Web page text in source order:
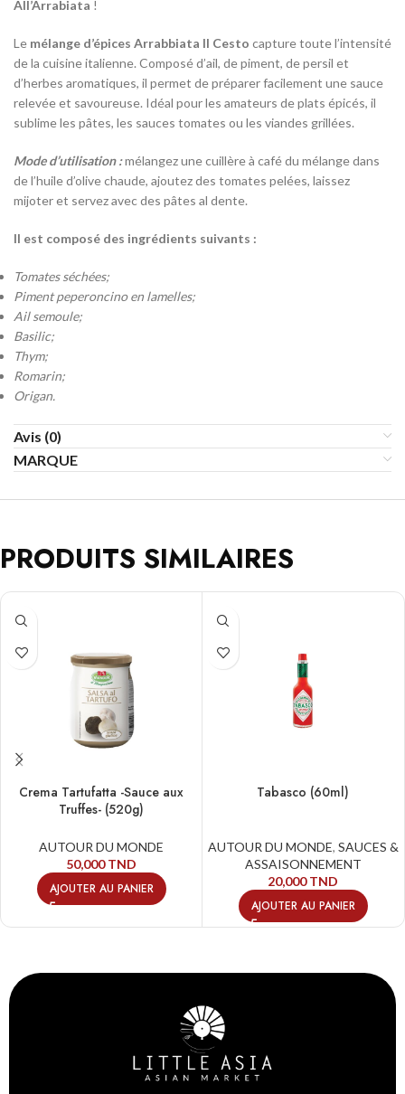
All’Arrabiata !
Le mélange d’épices Arrabbiata Il Cesto capture toute l’intensité
de la cuisine italienne. Composé d’ail, de piment, de persil et
d’herbes aromatiques, il permet de préparer facilement une sauce
relevée et savoureuse. Idéal pour les amateurs de plats épicés, il
sublime les pâtes, les sauces tomates ou les viandes grillées.
Mode d’utilisation :mélangez une cuillère à café du mélange dans
de l’huile d’olive chaude, ajoutez des tomates pelées, laissez
mijoter et servez avec des pâtes al dente.
Il est composé des ingrédients suivants :
Tomates séchées;
Piment peperoncino en lamelles;
Ail semoule;
Basilic;
Thym;
Romarin;
Origan.
Avis (0)
MARQUE
PRODUITS SIMILAIRES
Crema Tartufatta -Sauce aux
Truffes- (520g)
AUTOUR DU MONDE
50,000TND
AJOUTER AU PANIER
Tabasco (60ml)
AUTOUR DU MONDE, SAUCES &
ASSAISONNEMENT
20,000TND
AJOUTER AU PANIER